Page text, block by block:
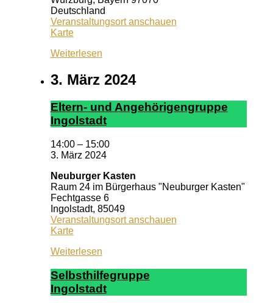
Deutschland
Veranstaltungsort anschauen
KarteWuf
Zentrum
Weiterlesen
3. März 2024
El­tern- und An­ge­hör­ig­en­grup­pe
In­gol­stadt
14:00 – 15:00
3. März 2024
Neuburger Kasten
Raum 24 im Bürgerhaus "Neuburger Kasten"
Fechtgasse 6
Ingolstadt, 85049
Veranstaltungsort anschauen
KarteNeuburger
Weiterlesen
Selbst­hil­fe­grup­pe
In­gol­stadt